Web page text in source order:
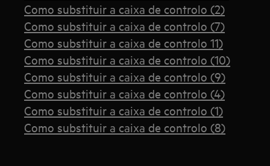
Como substituir a caixa de controlo (2)
Como substituir a caixa de controlo (7)
Como substituir a caixa de controlo 11)
Como substituir a caixa de controlo (10)
Como substituir a caixa de controlo (9)
Como substituir a caixa de controlo (4)
Como substituir a caixa de controlo (1)
Como substituir a caixa de controlo (8)